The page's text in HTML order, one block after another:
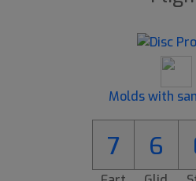
Molds with
7 6